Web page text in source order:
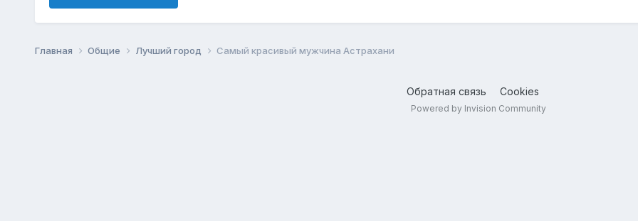
Главная Общие Лучший город Самый красивый мужчина Астрахани
Обратная связь Cookies
Powered by Invision Community